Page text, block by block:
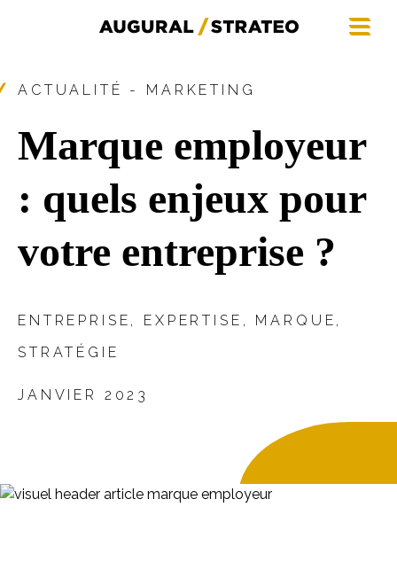
ACTUALITÉ - MARKETING
Marque employeur
: quels enjeux pour
votre entreprise ?
ENTREPRISE , EXPERTISE , MARQUE ,
STRATÉGIE
JANVIER 2023